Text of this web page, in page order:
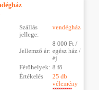
Szállás
jellege:
vendégház
Jellemző ár:
8 000 Ft /
egész ház /
éj
Férőhelyek: 8 fő
Értékelés
25 db
vélemény